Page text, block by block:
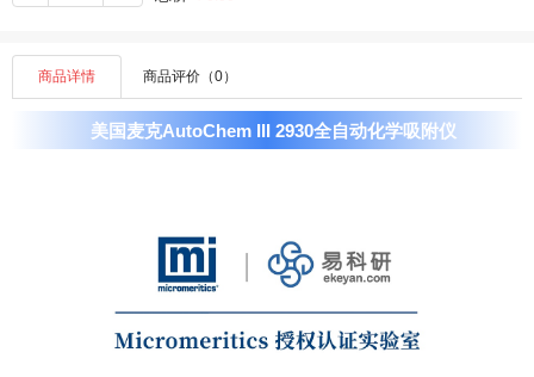
商品详情 商品评价（0）
美国麦克AutoChem III 2930全自动化学吸附仪